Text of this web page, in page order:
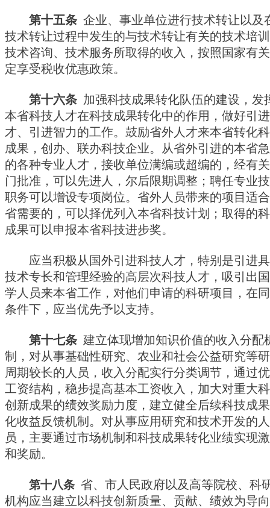
第十五条 企业、事业单位进行技术转让以及
技术转让过程中发生的与技术转让有关的技术培
技术咨询、技术服务所取得的收入，按照国家有
定享受税收优惠政策。
第十六条 加强科技成果转化队伍的建设，发
本省科技人才在科技成果转化中的作用，做好引
才、引进智力的工作。鼓励省外人才来本省转化
成果，创办、联办科技企业。从省外引进的本省
的各种专业人才，接收单位满编或超编的，经有
门批准，可以先进人，尔后限期调整；聘任专业
职务可以增设专项岗位。省外人员带来的项目适
省需要的，可以择优列入本省科技计划；取得的
成果可以申报本省科技进步奖。
应当积极从国外引进科技人才，特别是引进
技术专长和管理经验的高层次科技人才，吸引出
学人员来本省工作，对他们申请的科研项目，在
条件下，应当优先予以支持。
第十七条 建立体现增加知识价值的收入分配
制，对从事基础性研究、农业和社会公益研究等
周期较长的人员，收入分配实行分类调节，通过
工资结构，稳步提高基本工资收入，加大对重大
创新成果的绩效奖励力度，建立健全后续科技成
化收益反馈机制。对从事应用研究和技术开发的人
员，主要通过市场机制和科技成果转化业绩实现
和奖励。
第十八条 省、市人民政府以及高等院校、科
机构应当建立以科技创新质量、贡献、绩效为导